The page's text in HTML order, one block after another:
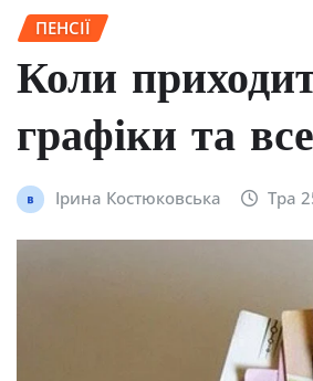
ПЕНСІЇ
Коли
графіки та
Ірина Костюковська Тра